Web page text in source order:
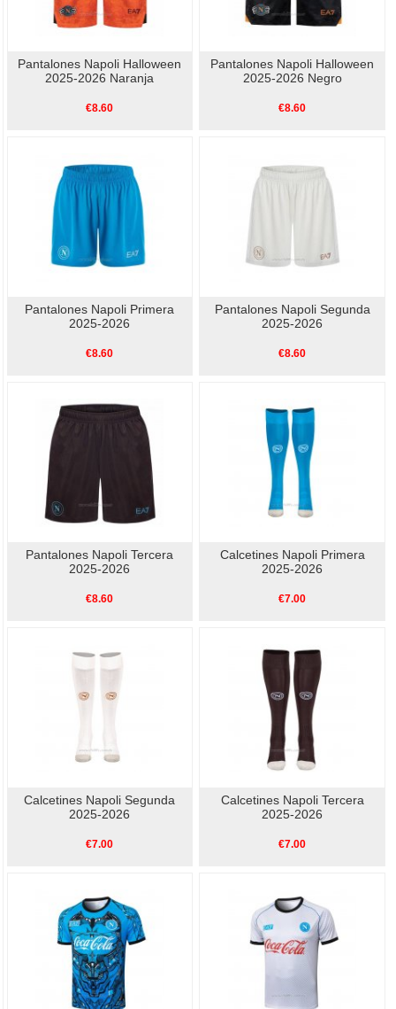
Pantalones Napoli Halloween
2025-2026 Naranja
€8.60
Pantalones Napoli Halloween
2025-2026 Negro
€8.60
Pantalones Napoli Primera
2025-2026
€8.60
Pantalones Napoli Segunda
2025-2026
€8.60
Pantalones Napoli Tercera
2025-2026
€8.60
Calcetines Napoli Primera
2025-2026
€7.00
Calcetines Napoli Segunda
2025-2026
€7.00
Calcetines Napoli Tercera
2025-2026
€7.00